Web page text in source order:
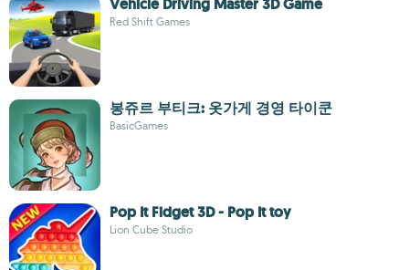
Vehicle Driving Master 3D Game
Red Shift Games
봉쥬르 부티크: 옷가게 경영 타이쿤
BasicGames
Pop It Fidget 3D - Pop It toy
Lion Cube Studio